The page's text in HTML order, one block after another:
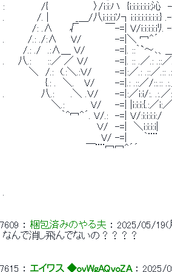
:　　　　　 /{　　 　 　 　 〉/i:i:ハ　{i:i:i:i:i:i:
. 　 　 　 /. |　　　　_＿/八i:i:i:iｿ┐i:i:i:i:i:i:i:i:}
/: .∧　　 √　　 　 ￣-=| V/i:i:i:i:iﾘ. -===-
.　　　 /.: ./:∧　　V/　　　　　-=|＼ 冖^´　
/.: ./　.:∧＿ Ｖ/　　　　 -=|. ::｀`～､、＿
.　　八.:　　 ::／ ／ Ｖ/　　　　-=|. :: .／.: .::
＼　/.:　(.:＼.:Ｖ/ 　　　-=|:／.: .::／.:: .::
{.: .　＼. 　V/　　　-=|.: .::／/::.:: .:.／
.　　　　　 八.:　 　.＼ .Ｖ/　　 -=|:／i:i/:.
＼.:　　 　 V/　　-=| |i:i:i:{.:／i:／´
｀^冖^´. V/.:　-=| V/:i:i:i:i:/ 　 　 　
Ｖ/　-=|　＼i:i:i:i|　　　　　　
V/ -=|　　 ｀¨¨
￣¨¨冖冖^´´
7609 ： 梱包済みのやる夫 ： 2025/05/19(
なんで消し飛んでないの？？？？
7615 ： エイワス ◆ovWgAQvoZA ： 2025/